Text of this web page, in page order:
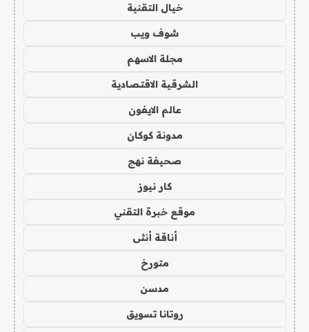
خيال التقنية
شوف ويب
مجلة الاسهم
الشرقية الاقتصادية
عالم الايفون
مدونة كوكان
صحيفة نهج
كار نيوز
موقع خبرة التقني
أناقة أنثى
متورخ
مدسن
روتانا تسويق